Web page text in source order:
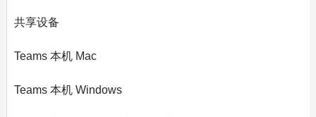
共享设备
Teams 本机 Mac
Teams 本机 Windows